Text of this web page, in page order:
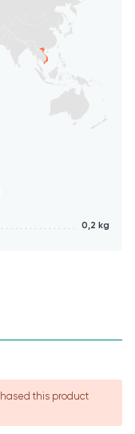
chemikalų.
bei
0,2 kg
this product